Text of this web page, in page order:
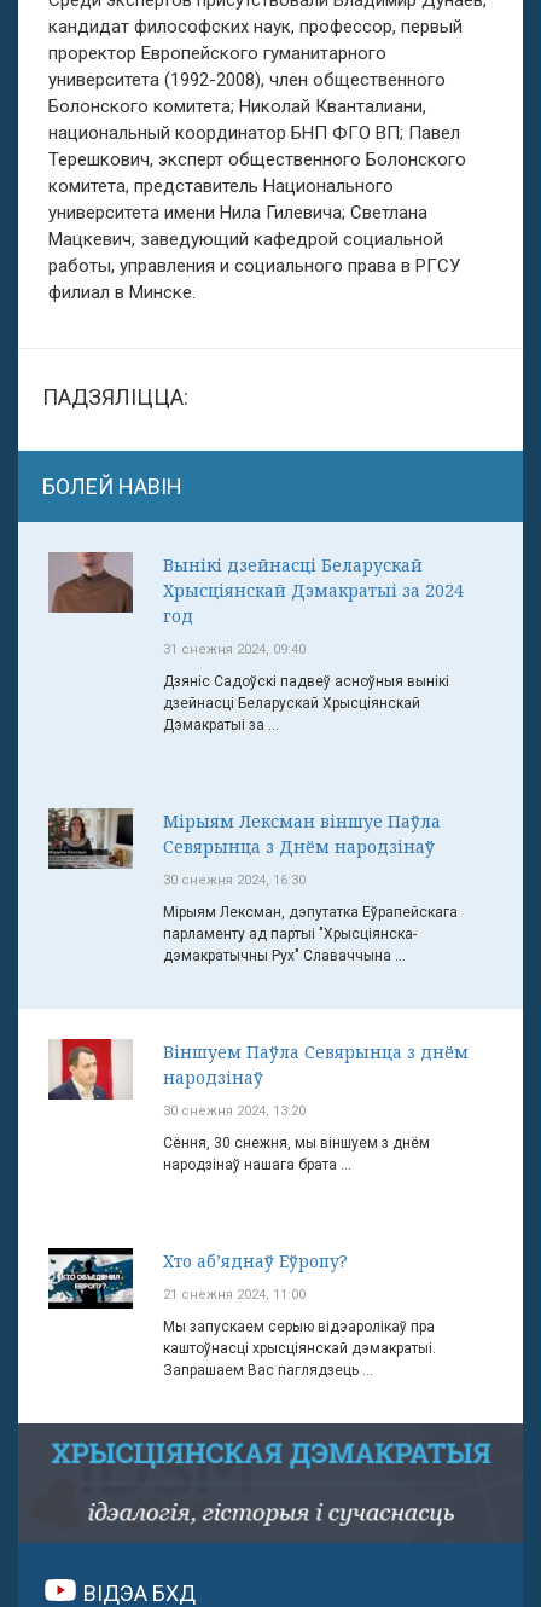
кандидат философских наук, профессор, первый
проректор Европейского гуманитарного
университета (1992-2008), член общественного
Болонского комитета; Николай Кванталиани,
национальный координатор БНП ФГО ВП; Павел
Терешкович, эксперт общественного Болонского
комитета, представитель Национального
университета имени Нила Гилевича; Светлана
Мацкевич, заведующий кафедрой социальной
работы, управления и социального права в РГСУ
филиал в Минске.
ПАДЗЯЛІЦЦА:
БОЛЕЙ НАВІН
Вынікі дзейнасці Беларускай
Хрысціянскай Дэмакратыі за 2024
год
31 снежня 2024, 09:40
Дзяніс Садоўскі падвеў асноўныя вынікі
дзейнасці Беларускай Хрысціянскай
Дэмакратыі за ...
Мірыям Лексман віншуе Паўла
Севярынца з Днём народзінаў
30 снежня 2024, 16:30
Мірыям Лексман, дэпутатка Еўрапейскага
парламенту ад партыі "Хрысціянска-
дэмакратычны Рух" Славаччына ...
Віншуем Паўла Севярынца з днём
народзінаў
30 снежня 2024, 13:20
Сёння, 30 снежня, мы віншуем з днём
народзінаў нашага брата ...
Хто аб’яднаў Еўропу?
21 снежня 2024, 11:00
Мы запускаем серыю відэаролікаў пра
каштоўнасці хрысціянскай дэмакратыі.
Запрашаем Вас паглядзець ...
ВІДЭА БХД